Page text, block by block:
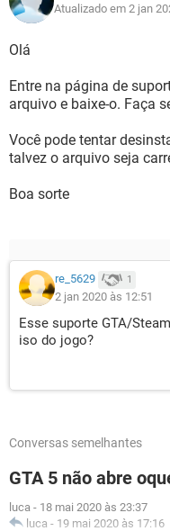
Atualizado em 2 jan
Olá
Entre na página de
arquivo e baixe-o. Faça
Você pode tentar
talvez o arquivo seja
Boa sorte
re_5629 1
2 jan 2020 às 12:51
Esse suporte GTA/
iso do jogo?
Conversas semelhantes
GTA 5 não abre
luca - 18 mai 2020 às 23:37
luca - 19 mai 2020 às 17:16